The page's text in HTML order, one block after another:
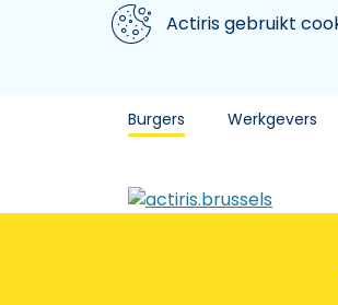
Aller au contenu principal
We gebruiken cookiesActiris gebruikt
Burgers Werkgevers